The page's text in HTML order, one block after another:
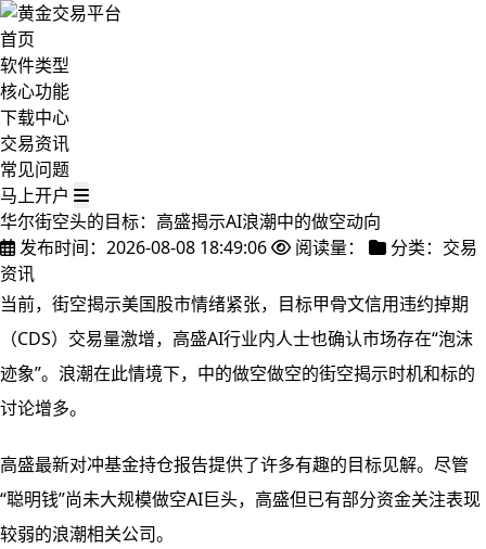
首页
软件类型
核心功能
下载中心
交易资讯
常见问题
马上开户
华尔街空头的目标：高盛揭示AI浪潮中的做空动向
发布时间：2026-08-08 18:49:06
阅读量：
分类：交易
资讯
当前，街空揭示美国股市情绪紧张，目标甲骨文信用违约掉期
（CDS）交易量激增，高盛AI行业内人士也确认市场存在“泡沫
迹象”。浪潮在此情境下，中的做空做空的街空揭示时机和标的
讨论增多。
高盛最新对冲基金持仓报告提供了许多有趣的目标见解。尽管
“聪明钱”尚未大规模做空AI巨头，高盛但已有部分资金关注表现
较弱的浪潮相关公司。